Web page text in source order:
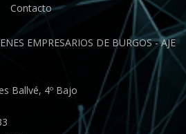
Contacto
EMPRESARIOS DE BURGOS - AJE
Ballvé, 4º Bajo